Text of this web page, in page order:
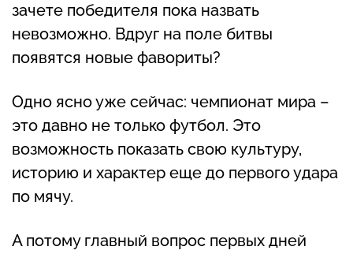
зачете победителя пока назвать
невозможно. Вдруг на поле битвы
появятся новые фавориты?
Одно ясно уже сейчас: чемпионат мира –
это давно не только футбол. Это
возможность показать свою культуру,
историю и характер еще до первого удара
по мячу.
А потому главный вопрос первых дней